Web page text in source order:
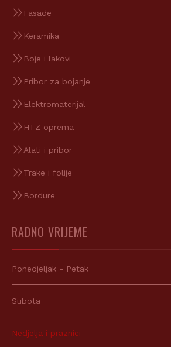
Fasade
Keramika
Boje i lakovi
Pribor za bojanje
Elektromaterijal
HTZ oprema
Alati i pribor
Trake i folije
Bordure
RADNO VRIJEME
Ponedjeljak - Petak
Subota
Nedjelja i praznici